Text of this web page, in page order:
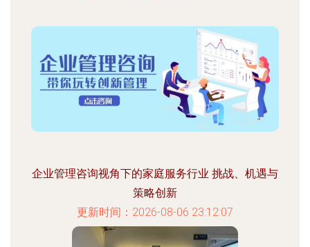
企业管理咨询视角下的家庭服务行业 挑战、机遇与
策略创新
更新时间：2026-08-06 23:12:07